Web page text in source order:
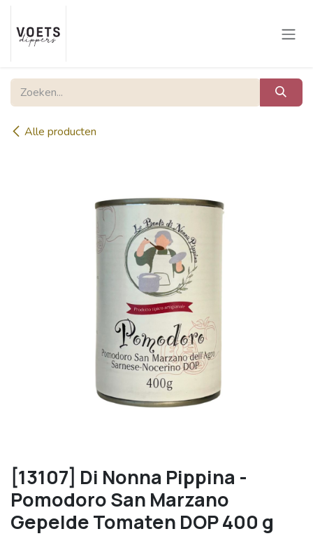
Overslaan naar inhoud
Alle producten
[13107] Di Nonna Pippina -
Pomodoro San Marzano
Gepelde Tomaten DOP 400 g